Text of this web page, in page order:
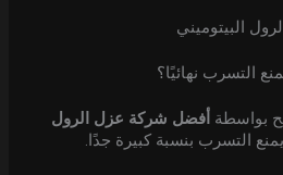
البيتوميني
التسرب نهائيًا؟
بواسطة أفضل شركة عزل الرول
يمنع التسرب بنسبة كبيرة جدًا.